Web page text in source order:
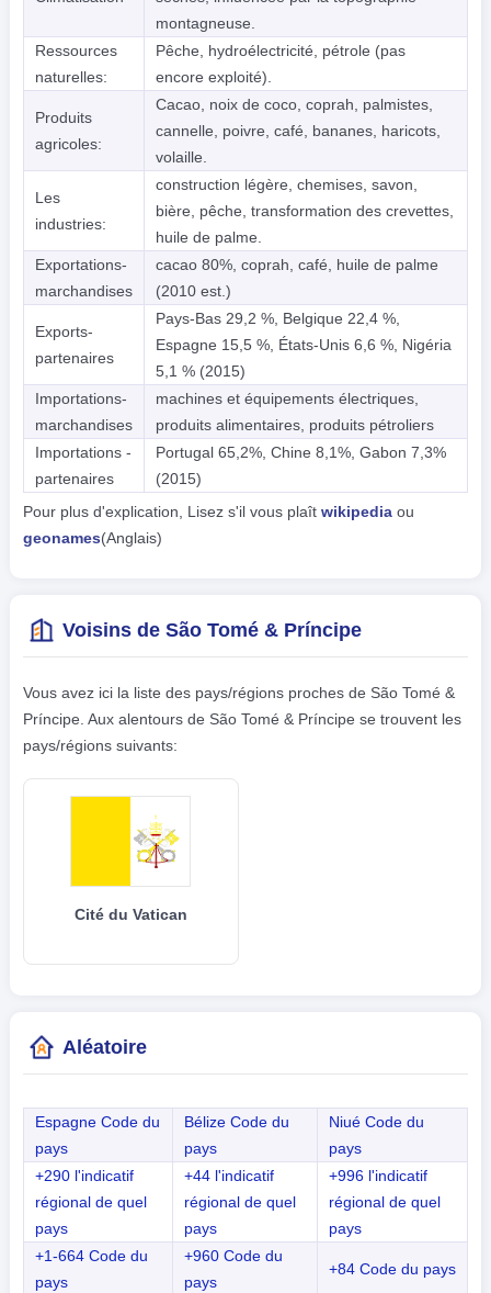
montagneuse.
Ressources
naturelles:
Pêche, hydroélectricité, pétrole (pas
encore exploité).
Produits
agricoles:
Cacao, noix de coco, coprah, palmistes,
cannelle, poivre, café, bananes, haricots,
volaille.
Les
industries:
construction légère, chemises, savon,
bière, pêche, transformation des crevettes,
huile de palme.
Exportations-
marchandises
cacao 80%, coprah, café, huile de palme
(2010 est.)
Exports-
partenaires
Pays-Bas 29,2 %, Belgique 22,4 %,
Espagne 15,5 %, États-Unis 6,6 %, Nigéria
5,1 % (2015)
Importations-
marchandises
machines et équipements électriques,
produits alimentaires, produits pétroliers
Importations -
partenaires
Portugal 65,2%, Chine 8,1%, Gabon 7,3%
(2015)
Pour plus d'explication, Lisez s'il vous plaît wikipediaou
geonames(Anglais)
Voisins de São Tomé & Príncipe
Vous avez ici la liste des pays/régions proches de São Tomé &
Príncipe. Aux alentours de São Tomé & Príncipe se trouvent les
pays/régions suivants:
Cité du Vatican
Aléatoire
Espagne Code du
pays
Bélize Code du
pays
Niué Code du
pays
+290 l'indicatif
régional de quel
pays
+44 l'indicatif
régional de quel
pays
+996 l'indicatif
régional de quel
pays
+1-664 Code du
pays
+960 Code du
pays
+84 Code du pays